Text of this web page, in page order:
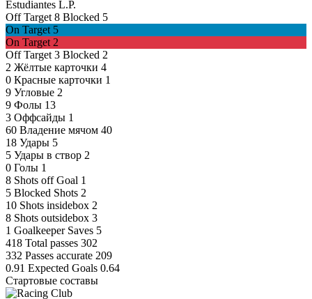
Estudiantes L.P.
Off Target 8 Blocked 5
On Target 5
On Target 2
Off Target 3 Blocked 2
2 Жёлтые карточки 4
0 Красные карточки 1
9 Угловые 2
9 Фолы 13
3 Оффсайды 1
60 Владение мячом 40
18 Удары 5
5 Удары в створ 2
0 Голы 1
8 Shots off Goal 1
5 Blocked Shots 2
10 Shots insidebox 2
8 Shots outsidebox 3
1 Goalkeeper Saves 5
418 Total passes 302
332 Passes accurate 209
0.91 Expected Goals 0.64
Стартовые составы